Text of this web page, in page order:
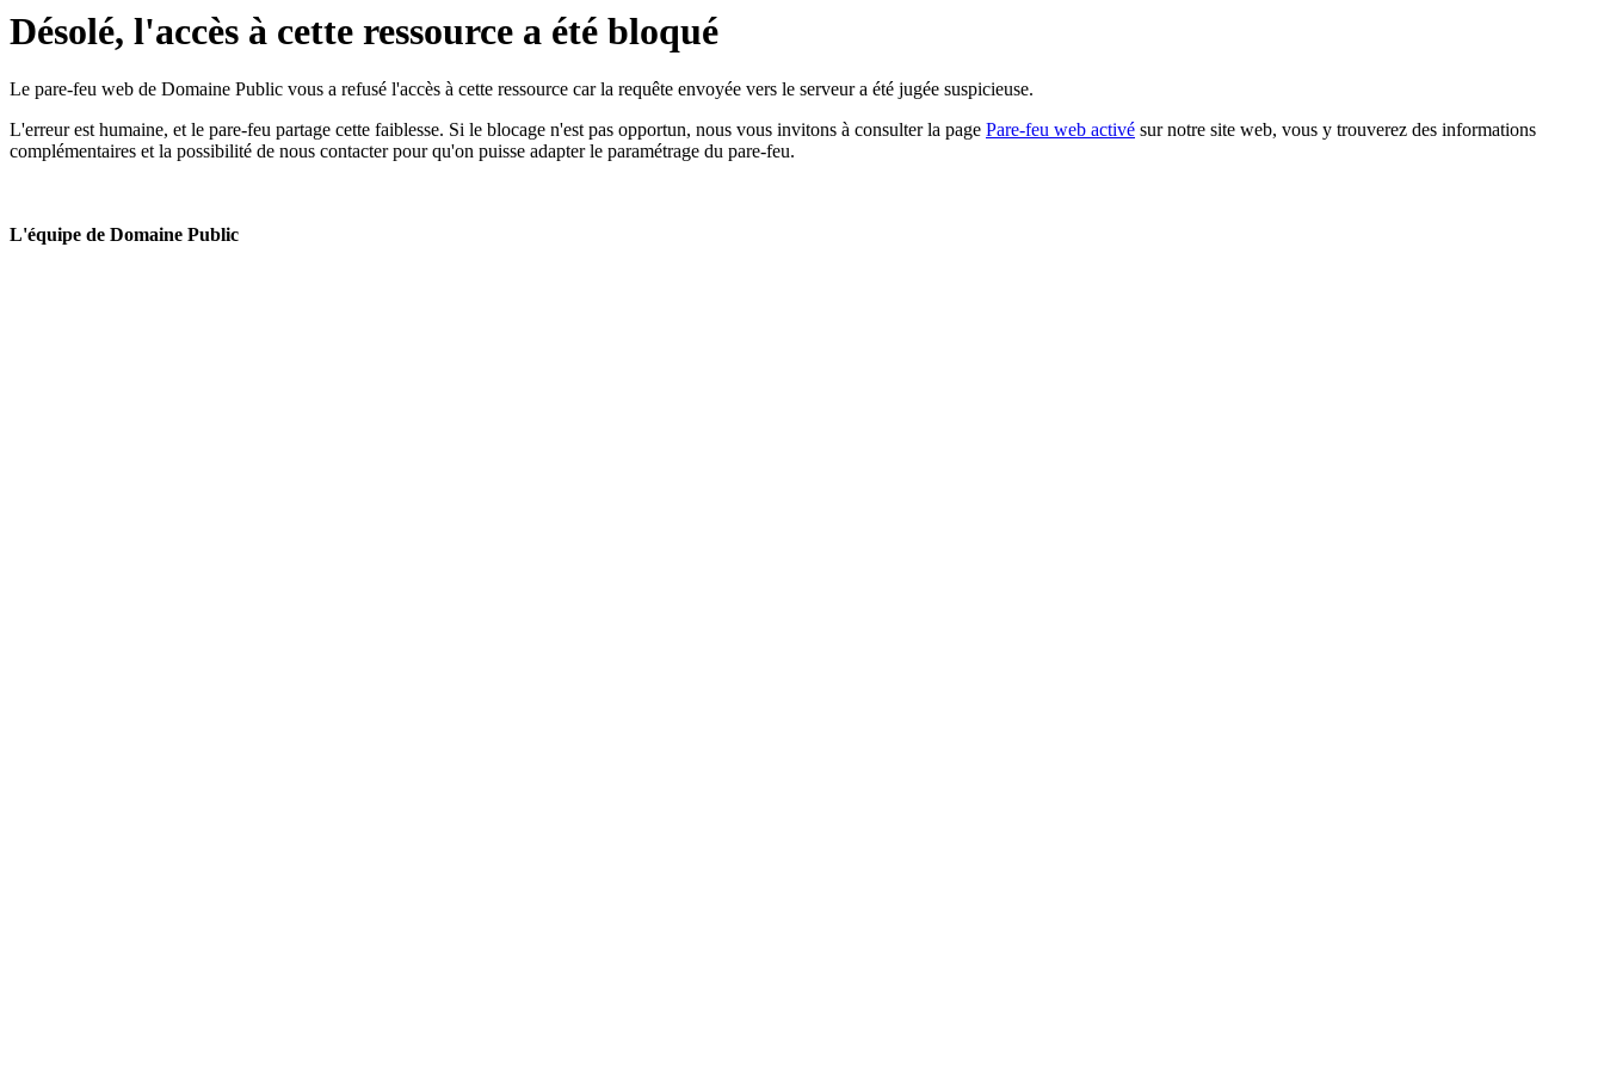
Désolé, l'accès à cette ressource a été bloqué
Le pare-feu web de Domaine Public vous a refusé l'accès à cette ressource car la requête envoyée vers le serveur a été jugée suspicieuse.
L'erreur est humaine, et le pare-feu partage cette faiblesse. Si le blocage n'est pas opportun, nous vous invitons à consulter la page Pare-feu web activé sur notre site web, vous y trouverez des informations
complémentaires et la possibilité de nous contacter pour qu'on puisse adapter le paramétrage du pare-feu.
L'équipe de Domaine Public